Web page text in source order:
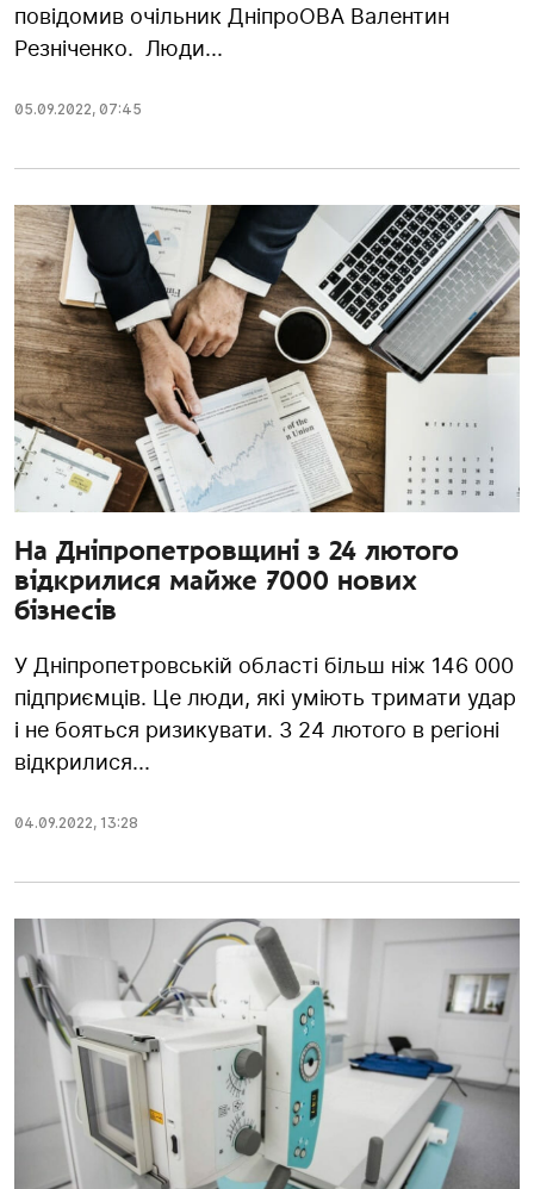
повідомив очільник ДніпроОВА Валентин
Резніченко. Люди...
05.09.2022, 07:45
На Дніпропетровщині з 24 лютого
відкрилися майже 7000 нових
бізнесів
У Дніпропетровській області більш ніж 146 000
підприємців. Це люди, які уміють тримати удар
і не бояться ризикувати. З 24 лютого в регіоні
відкрилися...
04.09.2022, 13:28